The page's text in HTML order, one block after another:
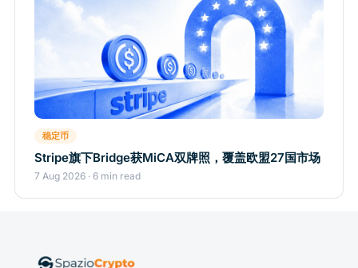
稳定币
Stripe旗下Bridge获MiCA双牌照，覆盖欧盟27国市场
7 Aug 2026 · 6 min read